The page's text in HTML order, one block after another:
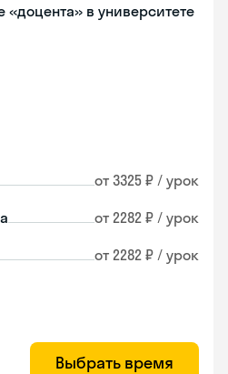
«доцента» в университете
от 3325 ₽ / урок
от 2282 ₽ / урок
от 2282 ₽ / урок
Выбрать время